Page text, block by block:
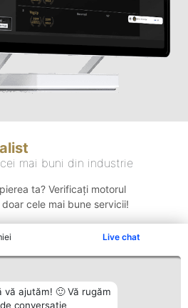
Live chat
ajutăm! 🙂 Vă rugăm
conversație
mai buni din industrie
ta? Verificați motorul
cele mai bune servicii!